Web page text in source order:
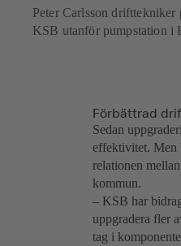
Peter Carlsson
KSB utanför pumpstation i
Förbättrad
Sedan
effektivitet. Men
relationen
kommun.
– KSB har
uppgradera fler
tag i